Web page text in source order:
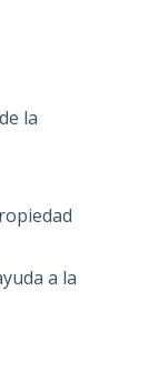
la
a la